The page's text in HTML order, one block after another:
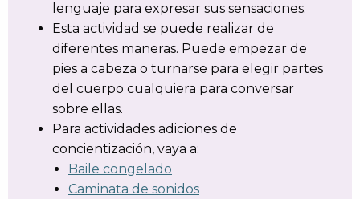
lenguaje para expresar sus sensaciones.
Esta actividad se puede realizar de
diferentes maneras. Puede empezar de
pies a cabeza o turnarse para elegir partes
del cuerpo cualquiera para conversar
sobre ellas.
Para actividades adiciones de
concientización, vaya a:
Baile congelado
Caminata de sonidos